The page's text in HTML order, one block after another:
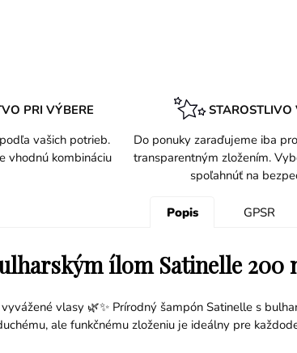
PRI VÝBERE
vašich potrieb.
vhodnú kombináciu
Do ponuky zaraďujeme iba
transparentným zložením.
spoľahnúť na
Popis GPSR
ílom Satinelle 200
vlasy 🌿✨ Prírodný šampón Satinelle s
ale funkčnému zloženiu je ideálny pre